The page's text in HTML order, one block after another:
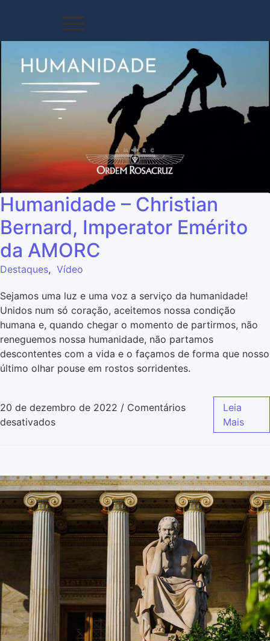
Humanidade – Christian
Bernard, Imperator Emérito
da AMORC
Destaques, Vídeo
Sejamos uma luz e uma voz a serviço da humanidade!
Unidos num só coração, aceitemos nossa condição
humana e, quando chegar o momento de partirmos, não
reneguemos nossa humanidade, não partamos
descontentes com a vida e o façamos de forma que nosso
último olhar pouse em rostos sorridentes.
20 de dezembro de 2022 / Comentários
desativados
Leia
Mais